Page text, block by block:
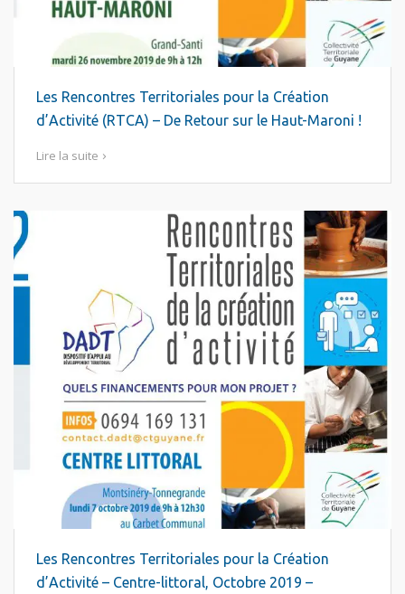
Les Rencontres Territoriales pour la Création
d’Activité (RTCA) – De Retour sur le Haut-Maroni !
Lire la suite
Les Rencontres Territoriales pour la Création
d’Activité – Centre-littoral, Octobre 2019 –